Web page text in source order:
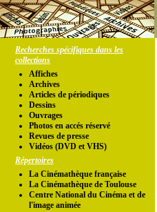
Recherches spécifiques dans les
collections
Affiches
Archives
Articles de périodiques
Dessins
Ouvrages
Photos en accés réservé
Revues de presse
Vidéos (DVD et VHS)
Répertoires
La Cinémathèque française
La Cinémathèque de Toulouse
Centre National du Cinéma et de
l'image animée